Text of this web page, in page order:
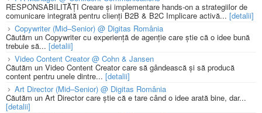
RESPONSABILITĂȚI Creare și implementare hands-on a strategiilor de
comunicare integrată pentru clienți B2B & B2C Implicare activă... [detalii]
Copywriter (Mid–Senior) @ Digitas România
Căutăm un Copywriter cu experiență de agenție care știe că o idee bună
trebuie să... [detalii]
Video Content Creator @ Cohn & Jansen
Căutăm un Video Content Creator care să gândească și să producă
content pentru unele dintre... [detalii]
Art Director (Mid–Senior) @ Digitas România
Căutăm un Art Director care știe că e tare când o idee arată bine, dar...
[detalii]